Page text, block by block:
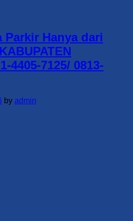
Parkir Hanya dari
4405-7125/ 0813-
by admin